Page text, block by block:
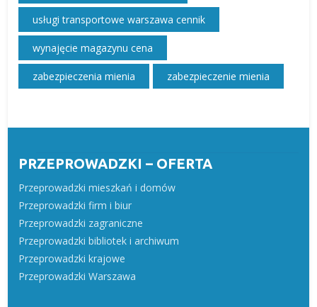
usługi transportowe warszawa cennik
wynajęcie magazynu cena
zabezpieczenia mienia zabezpieczenie mienia
PRZEPROWADZKI – OFERTA
Przeprowadzki mieszkań i domów
Przeprowadzki firm i biur
Przeprowadzki zagraniczne
Przeprowadzki bibliotek i archiwum
Przeprowadzki krajowe
Przeprowadzki Warszawa